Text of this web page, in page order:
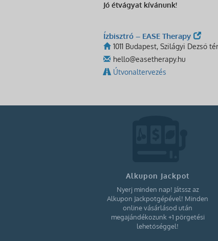
Jó étvágyat kívánunk!
Ízbisztró – EASE Therapy
1011 Budapest, Szilágyi Dezső tér
hello@easetherapy.hu
Útvonaltervezés
Alkupon Jackpot
Nyerj minden nap! Játssz az
Alkupon Jackpotgépével! Minden
online vásárlásod után
megajándékozunk +1 pörgetési
lehetőséggel!